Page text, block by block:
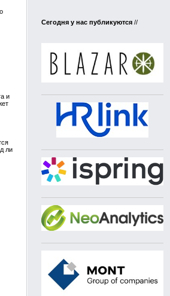
и
ли
Сегодня у нас публикуются //